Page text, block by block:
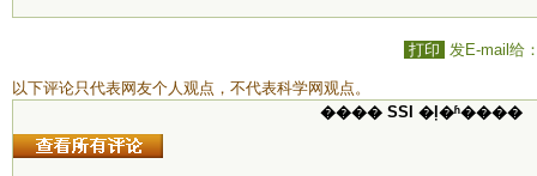
打印 发E-mail给
以下评论只代表网友个人观点，不代表科学网观点。
���� SSI �ļ�ʱ����